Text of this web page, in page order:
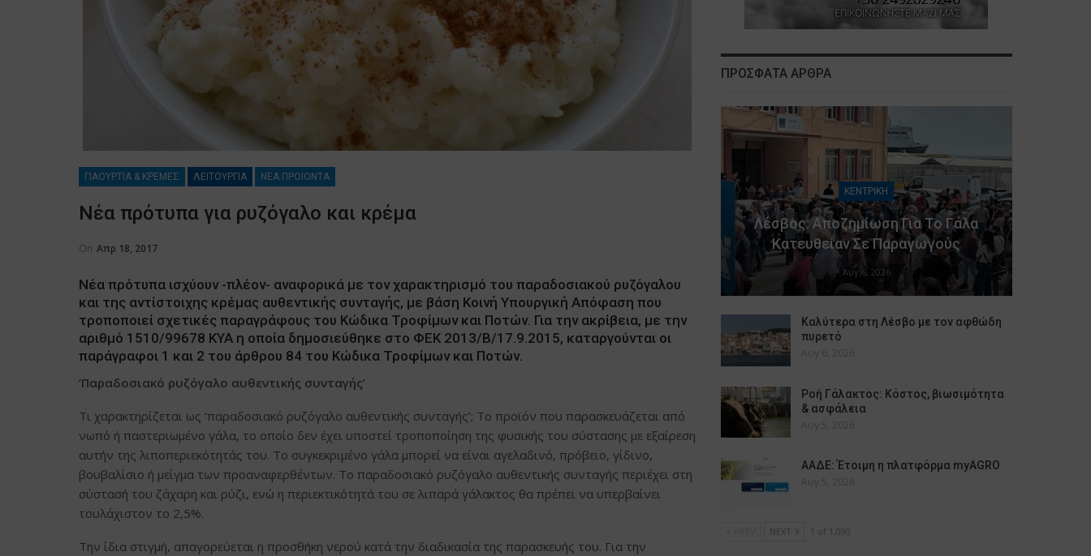
ΓΙΑΟΥΡΤΙΑ & ΚΡΕΜΕΣ ΛΕΙΤΟΥΡΓΙΑ ΝΕΑ ΠΡΟΙΟΝΤΑ
Νέα πρότυπα για ρυζόγαλο και κρέμα
On Απρ 18, 2017
Νέα πρότυπα ισχύουν -πλέον- αναφορικά με τον χαρακτηρισμό του παραδοσιακού ρυζόγαλου
και της αντίστοιχης κρέμας αυθεντικής συνταγής, με βάση Κοινή Υπουργική Απόφαση που
τροποποιεί σχετικές παραγράφους του Κώδικα Τροφίμων και Ποτών. Για την ακρίβεια, με την
αριθμό 1510/99678 ΚΥΑ η οποία δημοσιεύθηκε στο ΦΕΚ 2013/Β/17.9.2015, καταργούνται οι
παράγραφοι 1 και 2 του άρθρου 84 του Κώδικα Τροφίμων και Ποτών.
‘Παραδοσιακό ρυζόγαλο αυθεντικής συνταγής’
Τι χαρακτηρίζεται ως ‘παραδοσιακό ρυζόγαλο αυθεντικής συνταγής’; Το προϊόν που παρασκευάζεται από
νωπό ή παστεριωμένο γάλα, το οποίο δεν έχει υποστεί τροποποίηση της φυσικής του σύστασης με εξαίρεση
αυτήν της λιποπεριεκότητάς του. Το συγκεκριμένο γάλα μπορεί να είναι αγελαδινό, πρόβειο, γίδινο,
βουβαλίσιο ή μείγμα των προαναφερθέντων. Το παραδοσιακό ρυζόγαλο αυθεντικής συνταγής περιέχει στη
σύστασή του ζάχαρη και ρύζι, ενώ η περιεκτικότητά του σε λιπαρά γάλακτος θα πρέπει να υπερβαίνει
τουλάχιστον το 2,5%.
Την ίδια στιγμή, απαγορεύεται η προσθήκη νερού κατά την διαδικασία της παρασκευής του. Για την
ΠΡΟΣΦΑΤΑ ΑΡΘΡΑ
ΚΕΝΤΡΙΚΗ
Λέσβος: Αποζημίωση Για Το Γάλα
Κατευθείαν Σε Παραγωγούς
Αυγ 6, 2026
Καλύτερα στη Λέσβο με τον αφθώδη
πυρετό
Αυγ 6, 2026
Ροή Γάλακτος: Κόστος, βιωσιμότητα
& ασφάλεια
Αυγ 5, 2026
ΑΑΔΕ: Έτοιμη η πλατφόρμα myAGRO
Αυγ 5, 2026
NEXT 1 of 1,090